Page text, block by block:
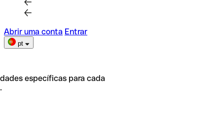
Abrir uma conta Entrar
pt
específicas para cada